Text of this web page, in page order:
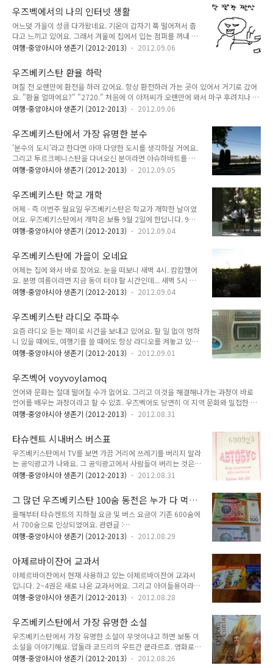
히 한국어로 설명할 수 있음에도 불구하고 안 하는 것에 불과하
다. 최소한 고등학교까지 한국에서 정상적..
화는 예전에 MTS였는데, 여기가 아직도 영업을 안 하고 있어요.
우즈베키스탄 최대 통신사 3개는 원래 MTS, Ucell, Beeline 입
니다. 단, 지방에서는 Beeline 가 잘 안 터져요. 외국인은 무조건
본사에서만 핸드폰 심카드를 구입할 수 있어요. 물론 현지인 아
는 사람이 있다면 현지인에게 하나 사달라고 한 후 그걸 사서 사
카드를 구입해야 합니다. 여권을 들고 가면 심카드를 구입할 수..
우즈벡에서의 나의 인터넷 생활
어느덧 가을이 성큼 다가왔네요. 기온이 갑자기 푹 떨어져서 춥
다고 느끼고 있어요. 그래서 겨울에 집에서 입는 점퍼를 꺼내 입
고 있어요. 그러고보면 이제 돌아가기까지 남은 고비는 딱 두 개.
망의 귀국하기 위한 준비가 기다리고 있죠. 집에 쌓여 있는 물건
들과 책을 볼 때마다 답이 안 나오네요. 저는 여기에서 핫스팟 기
능을 이용해 인터넷을 이용하고 있어요. 이렇게 하면 핸드폰으로
도 인터넷을 사용할 수 있고, 컴퓨터로도 인터넷을 사용할 수 있
는데다 인터넷 요금도 비교적 저렴해요. 단, 문제는 속도가 매우
럭 쓸 만 한데 그냥 느린 속도 감안하고 살고 있어요. 이것도 적
응되니 괜찮네요...
여행-중앙아시아 생존기 (2012-2013) 2012.09.06
우즈베키스탄 환율 하락
며칠 전 오랜만에 환전을 하러 갔어요. 항상 환전하러 가는 곳이 있어서 거기로 갔어
요. "환율 얼마에요?" "2720." 처음에 이 아저씨가 오랜만에 와서 마구 후려치나 생
각했어요. 하지만 이 가게는 한 두 번 환전하는 가게도 아니고, 가게 주인 및 직원들과
욱이 다른 곳에서 이보다 더 준다는 보장도 없었기 때문에 그냥 환전했어요. 7월말에
1달러가 2850숨이었는데 한달 조금 지나서 가자 100숨이나 푹 떨어져서 많이 아쉬
웠어요. 환율이 왜 이렇게 떨어졌나 생각을 해 보니 일단 9월 1일이 우즈베키스탄 독
립기념일이었어요. 왠지 정부가 독립기념일 즈음 해서 물가를 낮추지 않았나 싶었어
요. 이게 충분히 가능한 것이 실제로 물..
여행-중앙아시아 생존기 (2012-2013) 2012.09.06
우즈베키스탄에서 가장 유명한 분수
'분수의 도시'라고 한다면 아마 다양한 도시를 생각하실 거에요.
그리고 투르크메니스탄을 다녀오신 분이라면 아슈하바트를 떠
올리겠죠. 당연히 우즈베키스탄에 있는 도시를 가지고 '분수의
에도 분수는 많아요. 슬프게도 분수들이 변변찮게 생겼을 뿐이
죠. 제대로 가동되지 않는 놈들도 있고, 딱 시간 되면 그때만 음
악 나오는 조그만 분수도 있고, 그럭저럭 가동되는 분수도 있어
요. 하지만 크게 인상적인 분수는 사실 없어요. 딱 하나, 매우 인
상적이고 규모가 큰 분수가 있어요. 이 분수가 바로 우즈베키스
실제 가보면 어김없이 큰 실망을 주는 분수들이랍니다. 우즈베키
스탄 타슈켄트 대통령 집무실 앞에..
여행-중앙아시아 생존기 (2012-2013) 2012.09.05
우즈베키스탄 학교 개학
어제 - 즉 이번주 월요일 우즈베키스탄은 학교가 개학한 날이었
어요. 우즈베키스탄에서 개학은 보통 9월 2일에 한답니다. 9월
1일이 바로 독립기념일이기 때문이죠. 그래서 교복을 입고 다니
는 하얀 셔츠에 검은 바지, 여자는 하얀 블라우스에 검은 스커트
랍니다. 등하교 시간에는 정말 이렇게 입은 학생들이 바글바글하
죠. 우즈베키스탄은 대학생도 교복을 입어야 합니다. 교복은 역
시나 위는 하얀 셔츠/블라우스, 아래는 검은 바지/스커트에요.
그래서 이렇게 입은 학생들이 엄청나게 많이 보여요. 하지만 방
이렇게 입고 다니는 학생이 거의 없었죠. 우즈베키스탄은 한 학
년이 9월에 시작해요. 즉, 이..
여행-중앙아시아 생존기 (2012-2013) 2012.09.04
우즈베키스탄에 가을이 오네요
어제는 집에 와서 바로 잤어요. 눈을 떠보니 새벽 4시. 캄캄했어
요. 분명 여름이라면 지금 동이 터야 할 시간인데... 새벽 5시 반.
드디어 동이 트기 시작했어요. 한여름에 비하면 무려 한 시간 반
까 생각해 보았어요. 그건 바로 8월 18일부터 26일까지의 폭염.
그 전까지는 견딜만한 더위였는데, 이때는 낮 최고 50도. 물론
공식으로는 이렇게 안 나와요. 당연히 기온도 비공식. 비공식으
로 50도. 밤에 방을 26도까지 낮추고 에어컨을 끄면 33도까지
다시 올라가는데 불과 30분. 거리에 나가면 퍼부어대는 햇볕. 창
한데 매우 추워요. 낮에는 아직 40도까지는 올라가서 더욱 ..
여행-중앙아시아 생존기 (2012-2013) 2012.09.04
우즈베키스탄 라디오 주파수
요즘 라디오 듣는 재미로 시간을 보내고 있어요. 할 일 없이 멍하
니 있을 때에도, 여행기를 쓸 때에도 항상 라디오를 켜놓고 있죠.
이 라디오는 한국에서 사온 라디오에요. 여기 오기 위해 산 것은
한 동경이 있어서 단파 방송이라도 듣자고 동대문 벼룩시장 가서
구입한 거에요. 크기가 작아서 그냥저냥 잘 써먹고 있답니다. 우
즈베키스탄 라디오 주파수는 다음과 같아요. 주파수 (MHz) - 방
송국 (볼드체) - 지역 87.9 Kanali Toshkent Toshkent 87.9
Kanali Toshkent Toshkent 88.4 Navruz FM Toshkent 88.4
여행-중앙아시아 생존기 (2012-2013) 2012.09.01
우즈벡어 voyvoylamoq
언어와 문화는 절대 떨어질 수가 없어요. 그리고 이것을 해결해나가는 과정이 바로
언어를 배우는 과정이라고 할 수 있죠. 우즈벡어도 당연히 이 지역 문화와 밀접한 관
계가 많이 있어요. 제가 제일 좋아하는 우즈벡어 단어들 중 하나가 바로
다', '어머머 어머머 하다' 쯤 되요. 직역하자면 '보이'를 말한다는 뜻이에요. 그러면
voy란 무엇이냐? 바로 '아이구', '어머머' 라는 의성어에요. 이거 매우 중요한 단어에
요. 흔히 듣는 소리거든요. 우리가 '에구구구' 할 때 우즈벡인들은 '보이 보이 보이 보
이' 이래요. 우즈베키스탄에서는 이 voy 와 관련된 재미있는 유머가 있어요. 한 여자
가 시집을 갔어요. 시집을 가..
여행-중앙아시아 생존기 (2012-2013) 2012.08.31
타슈켄트 시내버스 버스표
우즈베키스탄에서 TV를 보면 가끔 거리에 쓰레기를 버리지 말라
는 공익광고가 나와요. 그 공익광고에서 사람들이 버리는 것은
담배꽁초, 해바라기씨 껍질, 그리고 '버스표'에요. 타슈켄트 버스
는 건 어려워요. 왜냐하면 차장이 돈을 걷어가기 때문이죠. 차장
에게 돈을 내면 손에 들고 있던 버스표에서 버스표를 찍 찢어서
주어요. 그래서 인쇄된 면이 잘 남아 있는 버스표를 받을 때도 있
고, 아닐 때도 있어요. 그렇다면 이 버스표를 언제 쓰냐? 승객 입
장에서는 쓸 일이 전혀 없어요. 돈을 차장이 직접 걷어가기 때문
사서 타는 게 아니라 돈 내면 받는 거라 정말 승객 입장에서는 쓸
모없는 것이죠. 하지만 ..
여행-중앙아시아 생존기 (2012-2013) 2012.08.31
그 많던 우즈베키스탄 100숨 동전은 누가 다 먹었
을까
올해부터 타슈켄트의 지하철 요금 및 버스 요금이 기존 600숨에
서 700숨으로 인상되었어요. 관련글 :
http://zomzom.tistory.com/225 지하철역에서는 100숨 동
를 대비하고 있었죠. 저도 이때 100숨 동전을 거의 처음 보았어
요. 중앙우체국 입구에 있는 작은 판매대에서 다양한 우즈베키스
탄 동전을 볼 수는 있는데 그 외에 100숨 동전이 돌아다니는 것
을 본 적이 없었거든요. 기념품으로 파는 거 말구요. 그럴 수 밖
에 없는 게 이 나라 사람들은 동전 자체를 싫어해요. 무겁다구요.
때문에 지폐 무게만 해도 무시할 것은 아니라는 것이죠. 여기 최
고액권이 1000숨인..
여행-중앙아시아 생존기 (2012-2013) 2012.08.29
아제르바이잔어 교과서
아제르바이잔에서 현재 사용하고 있는 아제르바이잔어 교과서
입니다. 2~4권은 새로 나온 교과서에요. 그리고 아이들용이라서
표지에서부터 누구를 위한 책인지 티가 나죠. 참고로 아이들용이
때문이죠. 2권부터 웬만한 문법은 다 나온다고 보시면 되요. 터
키어를 공부해보신 분들은 아시겠지만 2권에서 동형용사도 나
온답니다. 5부터 11입니다. 크기도 2~4보다 작고, 무언가 느껴
지죠. 그래요. 정말로 어렵고 재미도 없어요. 이것은 읽기 교재입
니다. 우리나라로 치면 위의 2~11은 '국어', 이 책은 '읽기' 책 쯤
여행-중앙아시아 생존기 (2012-2013) 2012.08.28
우즈베키스탄에서 가장 유명한 소설
우즈베키스탄에서 가장 유명한 소설이 무엇이냐고 하면 보통 이
소설을 이야기해요. 압둘라 코드리의 우트간 쿤라르죠. 영화로도
만들어진 작품이기도 해요. Abdulla Qodiriy, O'tkan kunlar
여행-중앙아시아 생존기 (2012-2013) 2012.08.26